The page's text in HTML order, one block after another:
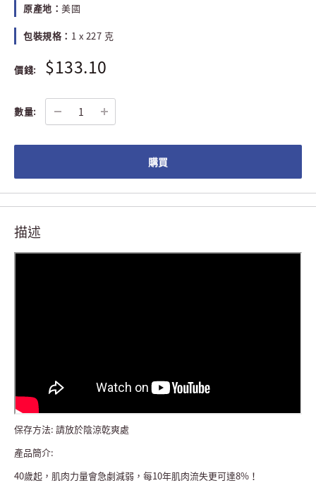
原產地： 美國
包裝規格： 1 x 227 克
價錢: $133.10
數量:
購買
描述
保存方法: 請放於陰涼乾爽處
產品簡介:
40歲起，肌肉力量會急劇減弱，每10年肌肉流失更可達8%！